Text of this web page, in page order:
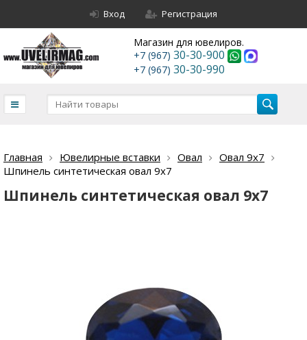
Вход Регистрация
Магазин для ювелиров.
+7 (967) 30-30-900
+7 (967) 30-30-990
Главная Ювелирные вставки Овал
Овал 9х7
Шпинель синтетическая овал 9х7
Шпинель синтетическая овал 9х7